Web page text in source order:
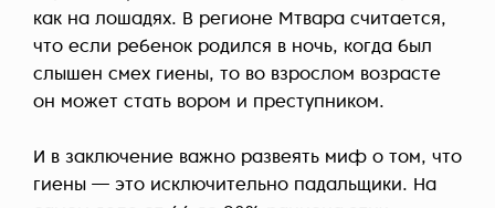
как на лошадях. В регионе Мтвара считается,
что если ребенок родился в ночь, когда был
слышен смех гиены, то во взрослом возрасте
он может стать вором и преступником.
И в заключение важно развеять миф о том, что
гиены — это исключительно падальщики. На